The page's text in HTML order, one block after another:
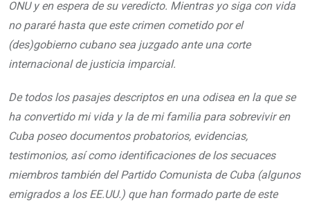
ONU y en espera de su veredicto. Mientras yo siga con vida
no pararé hasta que este crimen cometido por el
(des)gobierno cubano sea juzgado ante una corte
internacional de justicia imparcial.
De todos los pasajes descriptos en una odisea en la que se
ha convertido mi vida y la de mi familia para sobrevivir en
Cuba poseo documentos probatorios, evidencias,
testimonios, así como identificaciones de los secuaces
miembros también del Partido Comunista de Cuba (algunos
emigrados a los EE.UU.) que han formado parte de este